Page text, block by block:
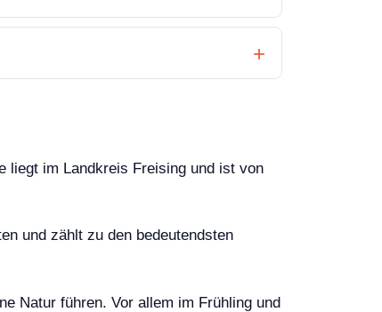
liegt im Landkreis Freising und ist von
und zählt zu den bedeutendsten
Natur führen. Vor allem im Frühling und